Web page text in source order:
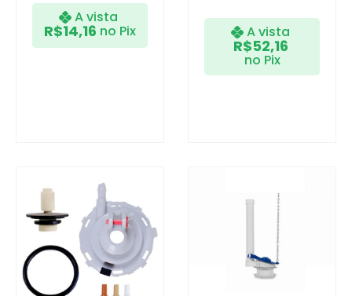
A vista
R$14,16 no Pix A vista
R$52,16
no Pix